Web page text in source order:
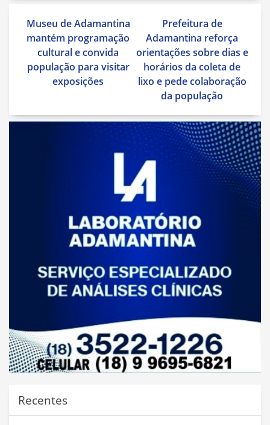
Navegação
de
Post
Museu de Adamantina
mantém programação
cultural e convida
população para visitar
exposições
Prefeitura de
Adamantina reforça
orientações sobre dias e
horários da coleta de
lixo e pede colaboração
da população
Recentes